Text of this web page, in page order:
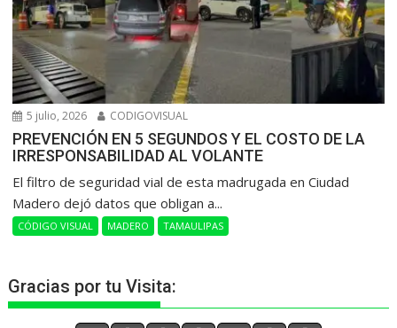
5 julio, 2026 CODIGOVISUAL
PREVENCIÓN EN 5 SEGUNDOS Y EL COSTO DE LA
IRRESPONSABILIDAD AL VOLANTE
​El filtro de seguridad vial de esta madrugada en Ciudad
Madero dejó datos que obligan a...
CÓDIGO VISUAL MADERO TAMAULIPAS
Gracias por tu Visita: